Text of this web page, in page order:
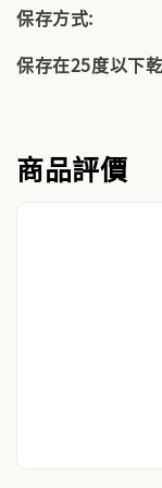
保存方式:
保存在25度以下
商品評價